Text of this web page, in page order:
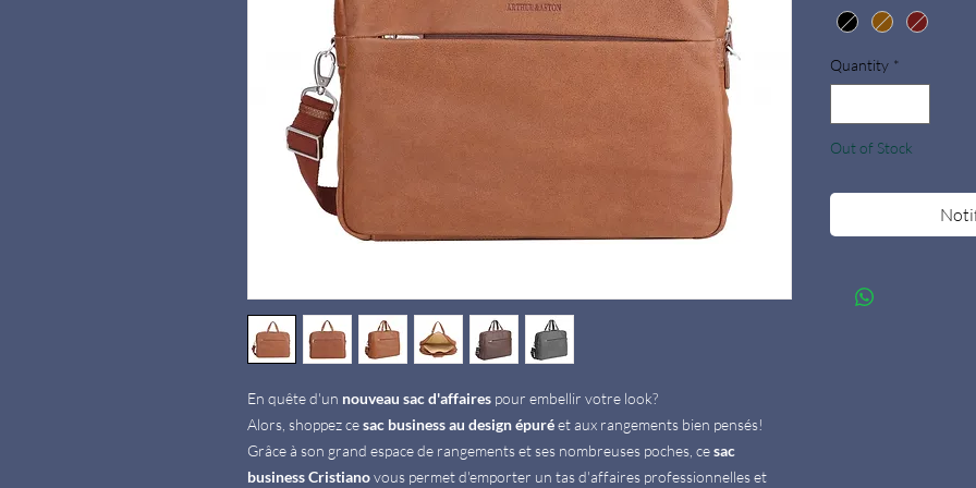
En quête d'un nouveau sac d'affaires pour embellir votre look?
Alors, shoppez cesac business au design épuréet aux rangements bien pensés!
Grâce à son grand espace de rangements et ses nombreuses poches, cesac
business Cristianovous permet d'emporter un tas d'affaires professionnelles et
Quantity *
Out of Stock